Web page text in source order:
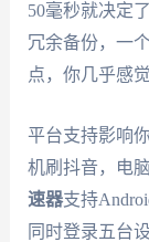
50毫秒就决定
冗余备份，一
点，你几乎感
平台支持影响
机刷抖音，电
速器支持
同时登录五台